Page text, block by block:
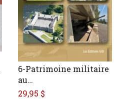
6-Patrimoine militaire
au…
29,95 $